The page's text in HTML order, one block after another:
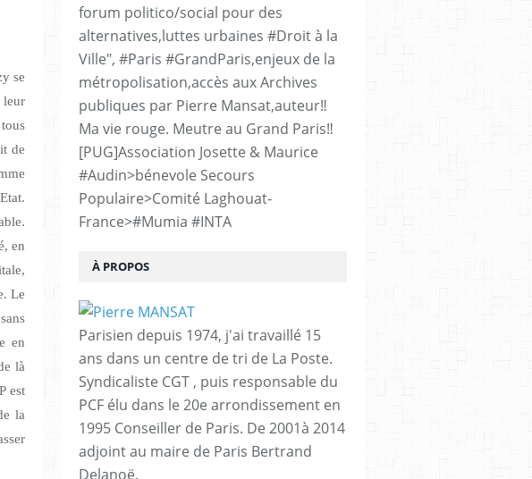
se
leur
de
en
Le
en
là
est
la
forum politico/social pour des
alternatives,luttes urbaines #Droit à la
Ville", #Paris #GrandParis,enjeux de la
métropolisation,accès aux Archives
publiques par Pierre Mansat,auteur‼️
Ma vie rouge. Meutre au Grand Paris‼️
[PUG]Association Josette & Maurice
#Audin>bénevole Secours
Populaire>Comité Laghouat-
France>#Mumia #INTA
À PROPOS
Parisien depuis 1974, j'ai travaillé 15
ans dans un centre de tri de La Poste.
Syndicaliste CGT , puis responsable du
PCF élu dans le 20e arrondissement en
1995 Conseiller de Paris. De 2001à 2014
adjoint au maire de Paris Bertrand
Delanoë.